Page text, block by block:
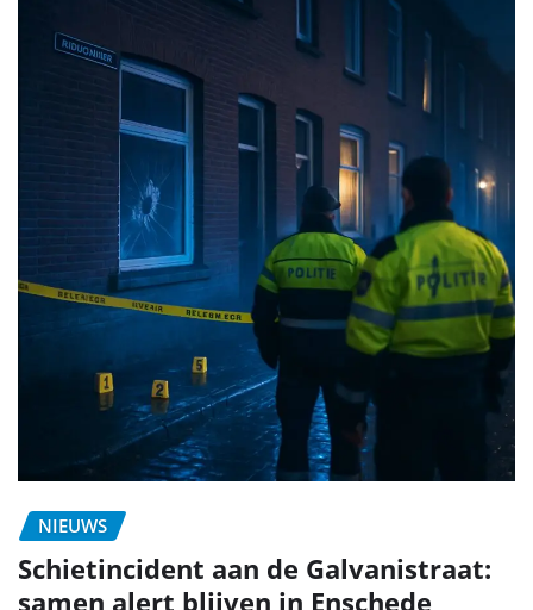
NIEUWS
Schietincident aan de Galvanistraat:
samen alert blijven in Enschede